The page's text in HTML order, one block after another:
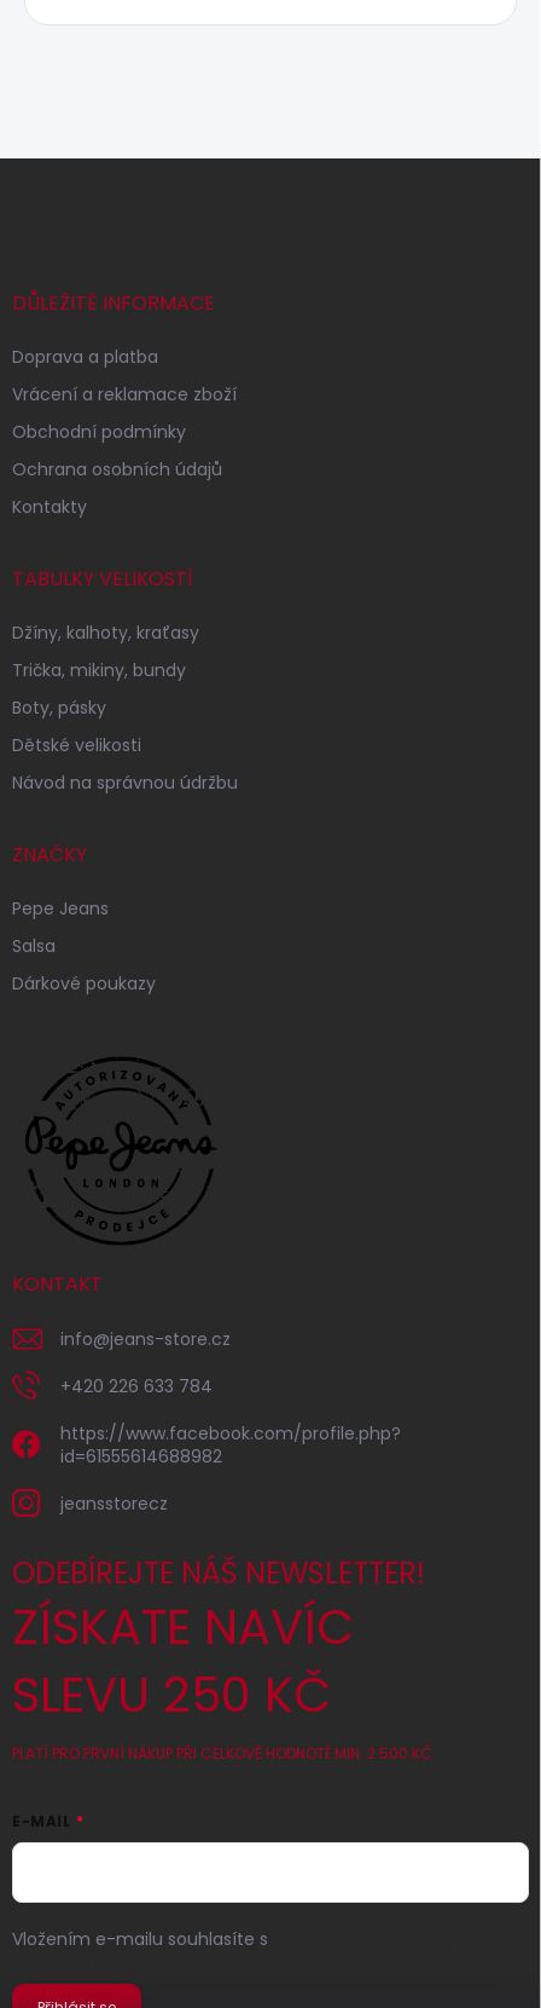
Z
DŮLEŽITÉ INFORMACE
Doprava a platba
Vrácení a reklamace zboží
Obchodní podmínky
Ochrana osobních údajů
Kontakty
TABULKY VELIKOSTÍ
Džíny, kalhoty, kraťasy
Trička, mikiny, bundy
Boty, pásky
Dětské velikosti
Návod na správnou údržbu
ZNAČKY
Pepe Jeans
Salsa
Dárkové poukazy
KONTAKT
info@jeans-store.cz
+420 226 633 784
https://www.facebook.com/profile.php?
id=61555614688982
jeansstorecz
ODEBÍREJTE NÁŠ NEWSLETTER!
ZÍSKATE NAVÍC
SLEVU 250 KČ
PLATÍ PRO PRVNÍ NÁKUP PŘI CELKOVÉ HODNOTĚ MIN. 2 500 KČ
E-MAIL
Vložením e-mailu souhlasíte s